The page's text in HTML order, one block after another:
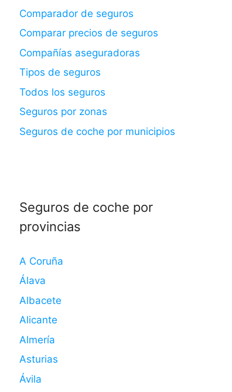
Comparador de seguros
Comparar precios de seguros
Compañías aseguradoras
Tipos de seguros
Todos los seguros
Seguros por zonas
Seguros de coche por municipios
Seguros de coche por
provincias
A Coruña
Álava
Albacete
Alicante
Almería
Asturias
Ávila